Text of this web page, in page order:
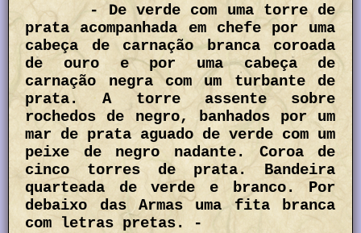
- De verde com uma torre de
prata acompanhada em chefe por uma
cabeça de carnação branca coroada
de ouro e por uma cabeça de
carnação negra com um turbante de
prata. A torre assente sobre
rochedos de negro, banhados por um
mar de prata aguado de verde com um
peixe de negro nadante. Coroa de
cinco torres de prata. Bandeira
quarteada de verde e branco. Por
debaixo das Armas uma fita branca
com letras pretas. -